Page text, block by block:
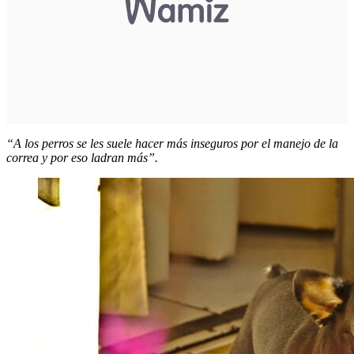
“A los perros se les suele hacer más inseguros por el manejo de la
correa y por eso ladran más”.